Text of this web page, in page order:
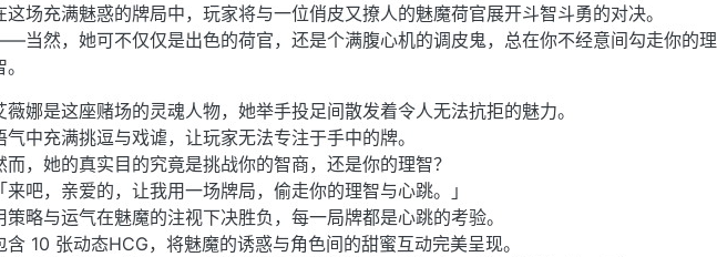
这场充满魅惑的牌局中，玩家将与一位俏皮又撩人的魅魔荷官展开斗智斗勇的对决。
当然，她可不仅仅是出色的荷官，还是个满腹心机的调皮鬼，总在你不经意间勾走你的理
薇娜是这座赌场的灵魂人物，她举手投足间散发着令人无法抗拒的魅力。
气中充满挑逗与戏谑，让玩家无法专注于手中的牌。
而，她的真实目的究竟是挑战你的智商，还是你的理智？
「来吧，亲爱的，让我用一场牌局，偷走你的理智与心跳。」
策略与运气在魅魔的注视下决胜负，每一局牌都是心跳的考验。
含 10 张动态HCG，将魅魔的诱惑与角色间的甜蜜互动完美呈现。